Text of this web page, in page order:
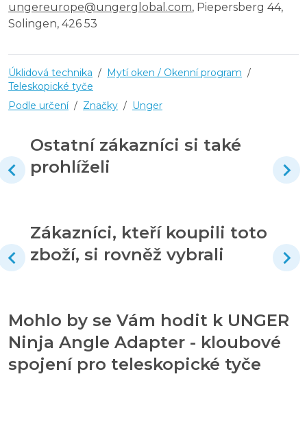
ungereurope@ungerglobal.com, Piepersberg 44,
Solingen, 426 53
Úklidová technika / Mytí oken / Okenní program /
Teleskopické tyče
Podle určení / Značky / Unger
Ostatní zákazníci si také
prohlíželi
Zákazníci, kteří koupili toto
zboží, si rovněž vybrali
Mohlo by se Vám hodit k UNGER
Ninja Angle Adapter - kloubové
spojení pro teleskopické tyče